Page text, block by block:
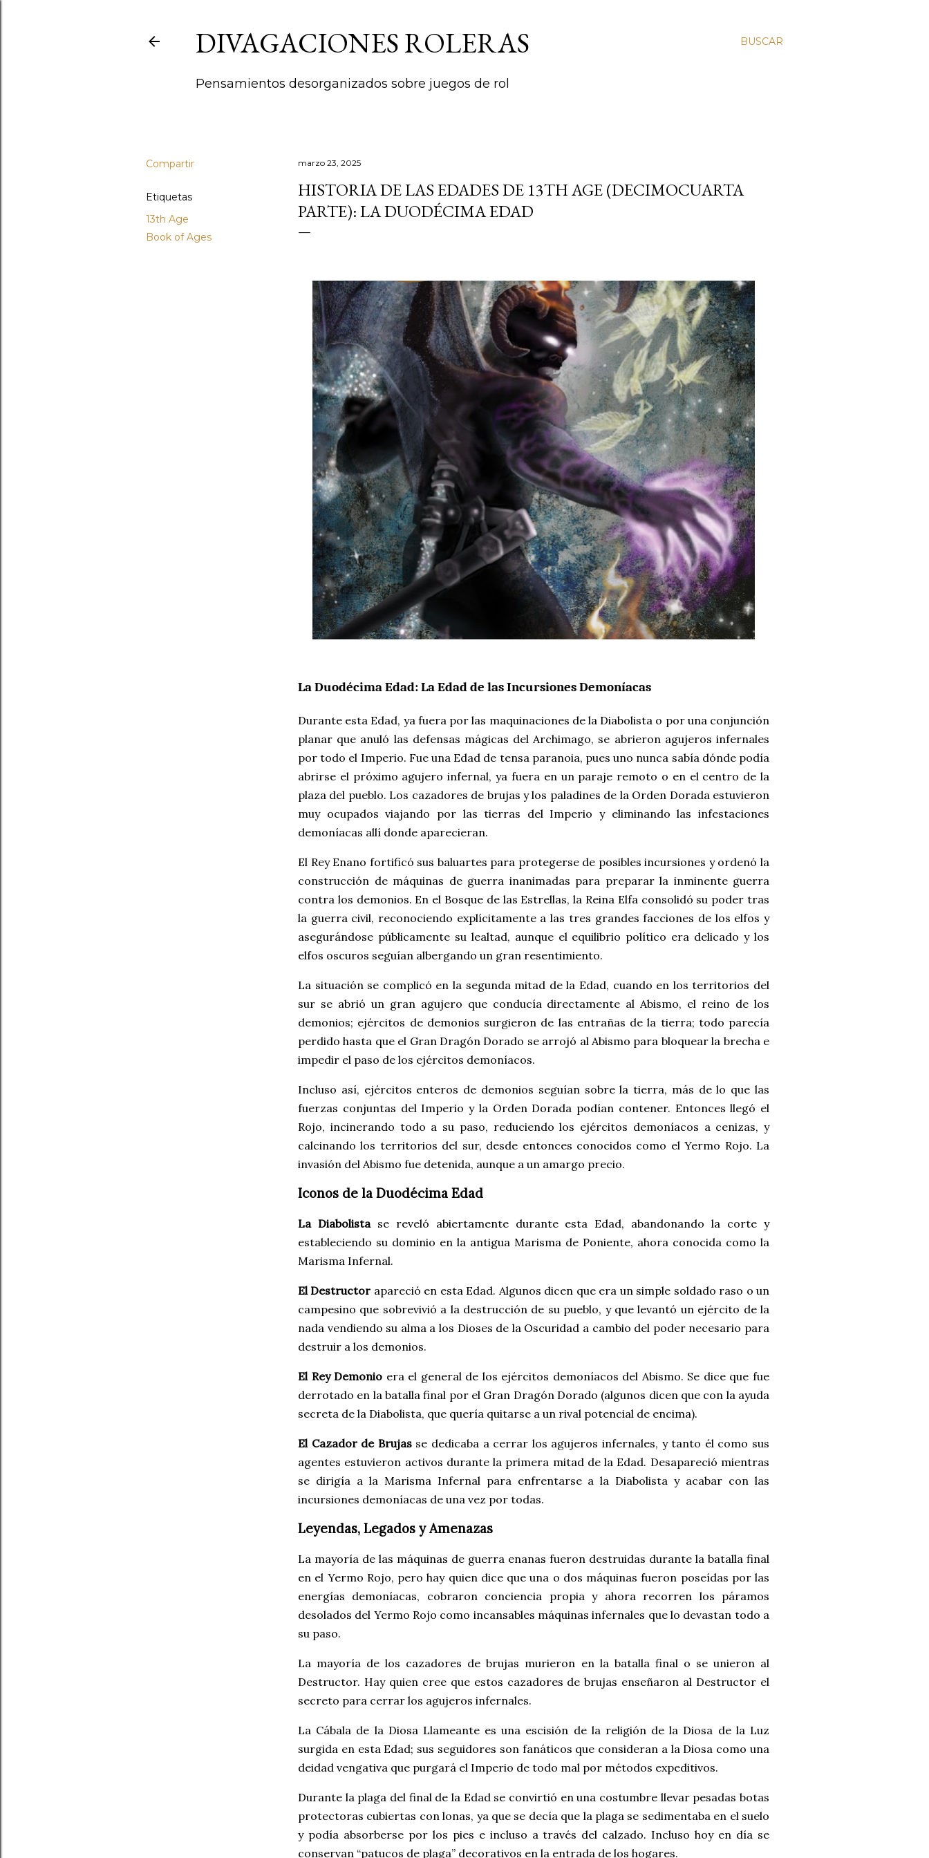
BUSCAR
DIVAGACIONES ROLERAS
Pensamientos desorganizados sobre juegos de rol
Compartir
Etiquetas
13th Age
Book of Ages
marzo 23, 2025
HISTORIA DE LAS EDADES DE 13TH AGE (DECIMOCUARTA
PARTE): LA DUODÉCIMA EDAD
La Duodécima Edad: La Edad de las Incursiones Demoníacas
Durante esta Edad, ya fuera por las maquinaciones de la Diabolista o por una conjunción
planar que anuló las defensas mágicas del Archimago, se abrieron agujeros infernales
por todo el Imperio. Fue una Edad de tensa paranoia, pues uno nunca sabía dónde podía
abrirse el próximo agujero infernal, ya fuera en un paraje remoto o en el centro de la
plaza del pueblo. Los cazadores de brujas y los paladines de la Orden Dorada estuvieron
muy ocupados viajando por las tierras del Imperio y eliminando las infestaciones
demoníacas allí donde aparecieran.
El Rey Enano fortificó sus baluartes para protegerse de posibles incursiones y ordenó la
construcción de máquinas de guerra inanimadas para preparar la inminente guerra
contra los demonios. En el Bosque de las Estrellas, la Reina Elfa consolidó su poder tras
la guerra civil, reconociendo explícitamente a las tres grandes facciones de los elfos y
asegurándose públicamente su lealtad, aunque el equilibrio político era delicado y los
elfos oscuros seguían albergando un gran resentimiento.
La situación se complicó en la segunda mitad de la Edad, cuando en los territorios del
sur se abrió un gran agujero que conducía directamente al Abismo, el reino de los
demonios; ejércitos de demonios surgieron de las entrañas de la tierra; todo parecía
perdido hasta que el Gran Dragón Dorado se arrojó al Abismo para bloquear la brecha e
impedir el paso de los ejércitos demoníacos.
Incluso así, ejércitos enteros de demonios seguían sobre la tierra, más de lo que las
fuerzas conjuntas del Imperio y la Orden Dorada podían contener. Entonces llegó el
Rojo, incinerando todo a su paso, reduciendo los ejércitos demoníacos a cenizas, y
calcinando los territorios del sur, desde entonces conocidos como el Yermo Rojo. La
invasión del Abismo fue detenida, aunque a un amargo precio.
Iconos de la Duodécima Edad
La Diabolistase reveló abiertamente durante esta Edad, abandonando la corte y
estableciendo su dominio en la antigua Marisma de Poniente, ahora conocida como la
Marisma Infernal.
El Destructor apareció en esta Edad. Algunos dicen que era un simple soldado raso o un
campesino que sobrevivió a la destrucción de su pueblo, y que levantó un ejército de la
nada vendiendo su alma a los Dioses de la Oscuridad a cambio del poder necesario para
destruir a los demonios.
El Rey Demonio era el general de los ejércitos demoníacos del Abismo. Se dice que fue
derrotado en la batalla final por el Gran Dragón Dorado (algunos dicen que con la ayuda
secreta de la Diabolista, que quería quitarse a un rival potencial de encima).
El Cazador de Brujasse dedicaba a cerrar los agujeros infernales, y tanto él como sus
agentes estuvieron activos durante la primera mitad de la Edad. Desapareció mientras
se dirigía a la Marisma Infernal para enfrentarse a la Diabolista y acabar con las
incursiones demoníacas de una vez por todas.
Leyendas, Legados y Amenazas
La mayoría de las máquinas de guerra enanas fueron destruidas durante la batalla final
en el Yermo Rojo, pero hay quien dice que una o dos máquinas fueron poseídas por las
energías demoníacas, cobraron conciencia propia y ahora recorren los páramos
desolados del Yermo Rojo como incansables máquinas infernales que lo devastan todo a
su paso.
La mayoría de los cazadores de brujas murieron en la batalla final o se unieron al
Destructor. Hay quien cree que estos cazadores de brujas enseñaron al Destructor el
secreto para cerrar los agujeros infernales.
La Cábala de la Diosa Llameante es una escisión de la religión de la Diosa de la Luz
surgida en esta Edad; sus seguidores son fanáticos que consideran a la Diosa como una
deidad vengativa que purgará el Imperio de todo mal por métodos expeditivos.
Durante la plaga del final de la Edad se convirtió en una costumbre llevar pesadas botas
protectoras cubiertas con lonas, ya que se decía que la plaga se sedimentaba en el suelo
y podía absorberse por los pies e incluso a través del calzado. Incluso hoy en día se
conservan “patucos de plaga” decorativos en la entrada de los hogares.